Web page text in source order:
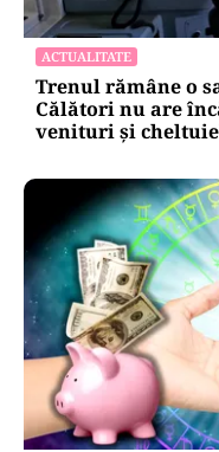
ACTUALITATE
Trenul rămâne o
Călători nu are
venituri și